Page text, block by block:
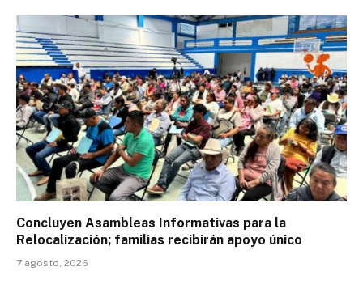
Concluyen Asambleas Informativas para la
Relocalización; familias recibirán apoyo único
7 agosto, 2026